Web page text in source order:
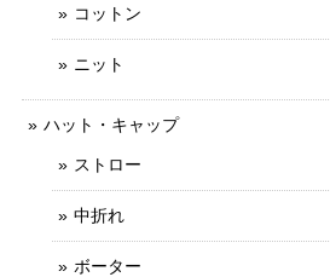
コットン
ニット
ハット・キャップ
ストロー
中折れ
ボーター